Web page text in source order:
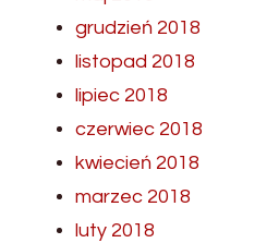
grudzień 2018
listopad 2018
lipiec 2018
czerwiec 2018
kwiecień 2018
marzec 2018
luty 2018